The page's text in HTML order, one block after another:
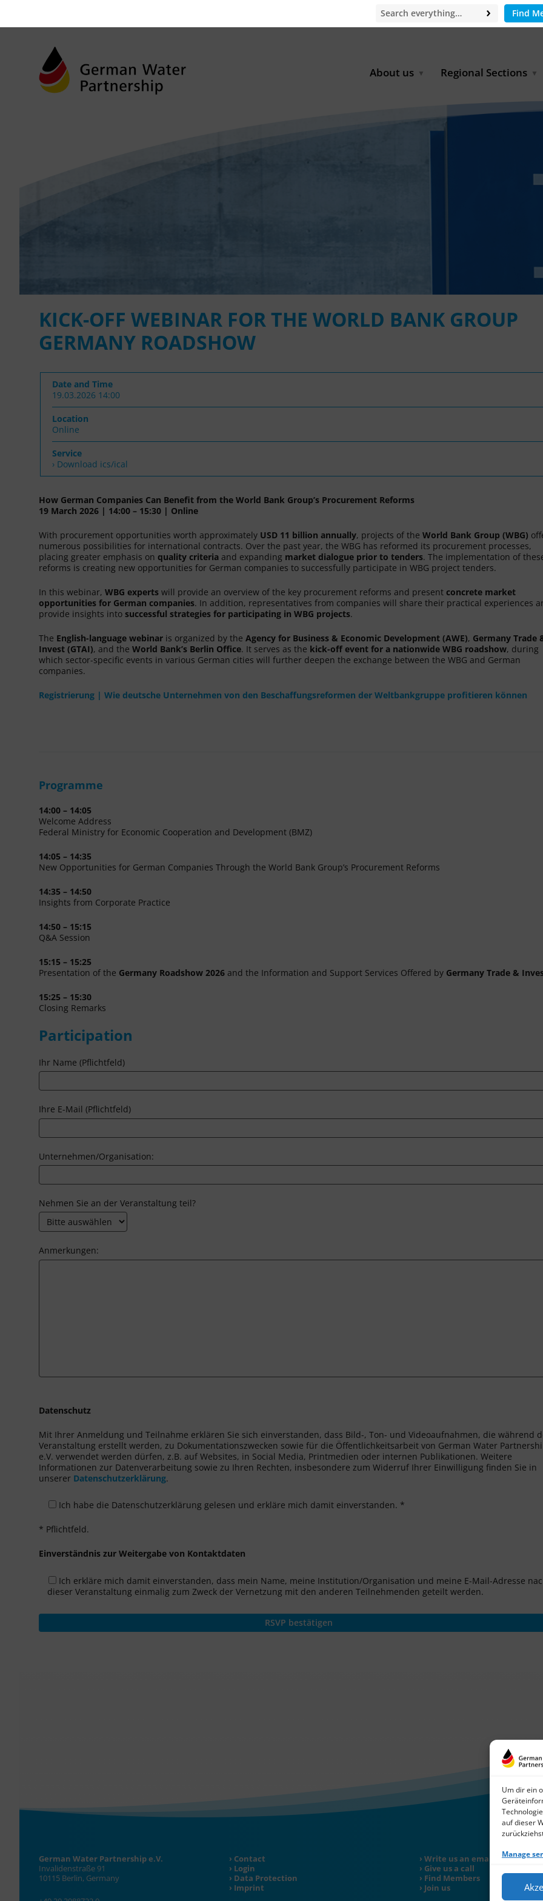
Um dir ein
auf dieser
Manage
Find
About us Regional Sections
East Asia
EECCA
KICK-OFF WEBINAR FOR THE WORLD BANK GROUP
GERMANY ROADSHOW
Date and Time
19.03.2026 14:00
Location
Online
Service
› Download ics/ical
How German Companies Can Benefit from the World Bank Group’s Procurement Reforms
19 March 2026 | 14:00 – 15:30 | Online
With procurement opportunities worth approximately USD 11 billion annually, projects of the World Bank Group (WBG)
numerous possibilities for international contracts. Over the past year, the WBG has reformed its procurement processes,
placing greater emphasis on quality criteria and expanding market dialogue prior to tenders. The implementation of
reforms is creating new opportunities for German companies to successfully participate in WBG project tenders.
In this webinar, WBG experts will provide an overview of the key procurement reforms and present concrete market
opportunities for German companies. In addition, representatives from companies will share their practical experiences
provide insights into successful strategies for participating in WBG projects.
The English-language webinar is organized by the Agency for Business & Economic Development (AWE), Germany Trade
Invest (GTAI), and the World Bank’s Berlin Office. It serves as the kick-off event for a nationwide WBG roadshow, during
which sector-specific events in various German cities will further deepen the exchange between the WBG and German
companies.
Registrierung | Wie deutsche Unternehmen von den Beschaffungsreformen der Weltbankgruppe profitieren können
Programme
14:00 – 14:05
Welcome Address
Federal Ministry for Economic Cooperation and Development (BMZ)
14:05 – 14:35
New Opportunities for German Companies Through the World Bank Group’s Procurement Reforms
14:35 – 14:50
Insights from Corporate Practice
14:50 – 15:15
Q&A Session
15:15 – 15:25
Presentation of the Germany Roadshow 2026 and the Information and Support Services Offered by Germany Trade &
15:25 – 15:30
Closing Remarks
Participation
Ihr Name (Pflichtfeld)
Ihre E-Mail (Pflichtfeld)
Unternehmen/Organisation:
Nehmen Sie an der Veranstaltung teil?
Anmerkungen:
Datenschutz
Mit Ihrer Anmeldung und Teilnahme erklären Sie sich einverstanden, dass Bild-, Ton- und Videoaufnahmen, die während
Veranstaltung erstellt werden, zu Dokumentationszwecken sowie für die Öffentlichkeitsarbeit von German Water
e.V. verwendet werden dürfen, z.B. auf Websites, in Social Media, Printmedien oder internen Publikationen. Weitere
Informationen zur Datenverarbeitung sowie zu Ihren Rechten, insbesondere zum Widerruf Ihrer Einwilligung finden Sie in
unserer Datenschutzerklärung.
Ich habe die Datenschutzerklärung gelesen und erkläre mich damit einverstanden. *
* Pflichtfeld.
Einverständnis zur Weitergabe von Kontaktdaten
Ich erkläre mich damit einverstanden, dass mein Name, meine Institution/Organisation und meine E-Mail-Adresse
dieser Veranstaltung einmalig zum Zweck der Vernetzung mit den anderen Teilnehmenden geteilt werden.
German Water Partnership e.V.
Invalidenstraße 91
10115 Berlin, Germany
Contact
Login
Data Protection
Imprint
Write us an email
Give us a call
Find Members
Join us